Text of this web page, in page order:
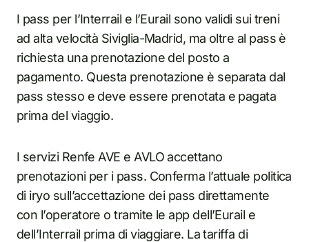
I pass per l’Interrail e l’Eurail sono validi sui treni
ad alta velocità Siviglia-Madrid, ma oltre al pass è
richiesta una prenotazione del posto a
pagamento. Questa prenotazione è separata dal
pass stesso e deve essere prenotata e pagata
prima del viaggio.
I servizi Renfe AVE e AVLO accettano
prenotazioni per i pass. Conferma l’attuale politica
di iryo sull’accettazione dei pass direttamente
con l’operatore o tramite le app dell’Eurail e
dell’Interrail prima di viaggiare. La tariffa di